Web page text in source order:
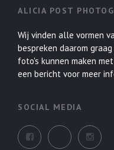
ALICIA POST
Wij vinden alle vormen
bespreken daarom
foto's kunnen maken
een bericht voor meer
SOCIAL MEDIA